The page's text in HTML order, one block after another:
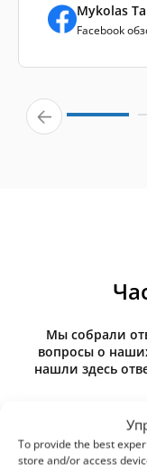
To provide the best
store and/or access
Mykolas
Facebook
Мы собрали
вопросы о
нашли здесь